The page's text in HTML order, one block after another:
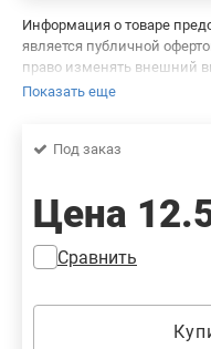
Информация о товаре
является публичной
право изменять внешний
товара, предварительно
фотографиях товара.
Показать еще
Под заказ
Цена
Сравнить